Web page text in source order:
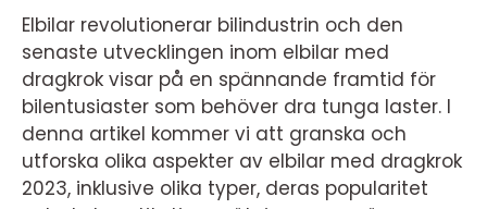
Elbilar revolutionerar bilindustrin och den
senaste utvecklingen inom elbilar med
dragkrok visar på en spännande framtid för
bilentusiaster som behöver dra tunga laster. I
denna artikel kommer vi att granska och
utforska olika aspekter av elbilar med dragkrok
2023, inklusive olika typer, deras popularitet